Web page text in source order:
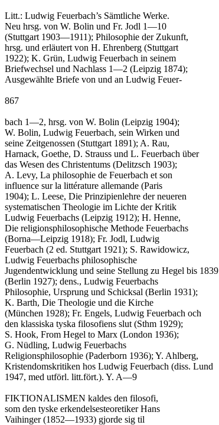
Litt.: Ludwig Feuerbach’s Sämtliche Werke.
Neu hrsg. von W. Bolin und Fr. Jodl 1—10
(Stuttgart 1903—1911); Philosophie der Zukunft,
hrsg. und erläutert von H. Ehrenberg (Stuttgart
1922); K. Grün, Ludwig Feuerbach in seinem
Briefwechsel und Nachlass 1—2 (Leipzig 1874);
Ausgewählte Briefe von und an Ludwig Feuer-
867
bach 1—2, hrsg. von W. Bolin (Leipzig 1904);
W. Bolin, Ludwig Feuerbach, sein Wirken und
seine Zeitgenossen (Stuttgart 1891); A. Rau,
Harnack, Goethe, D. Strauss und L. Feuerbach über
das Wesen des Christentums (Delitzsch 1903);
A. Levy, La philosophie de Feuerbach et son
influence sur la littérature allemande (Paris
1904); L. Leese, Die Prinzipienlehre der neueren
systematischen Theologie im Lichte der Kritik
Ludwig Feuerbachs (Leipzig 1912); H. Henne,
Die religionsphilosophische Methode Feuerbachs
(Borna—Leipzig 1918); Fr. Jodl, Ludwig
Feuerbach (2 ed. Stuttgart 1921); S. Rawidowicz,
Ludwig Feuerbachs philosophische
Jugendentwicklung und seine Stellung zu Hegel bis 1839
(Berlin 1927); dens., Ludwig Feuerbachs
Philosophie, Ursprung und Schicksal (Berlin 1931);
K. Barth, Die Theologie und die Kirche
(München 1928); Fr. Engels, Ludwig Feuerbach och
den klassiska tyska filosofiens slut (Sthm 1929);
S. Hook, From Hegel to Marx (London 1936);
G. Nüdling, Ludwig Feuerbachs
Religionsphilosophie (Paderborn 1936); Y. Ahlberg,
Kristendomskritiken hos Ludwig Feuerbach (diss. Lund
1947, med utförl. litt.fört.). Y. A—9
FIKTIONALISMEN kaldes den filosofi,
som den tyske erkendelsesteoretiker Hans
Vaihinger (1852—1933) gjorde sig til